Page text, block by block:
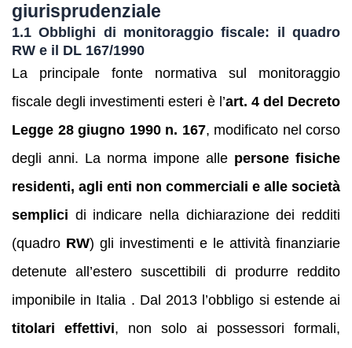
giurisprudenziale
1.1 Obblighi di monitoraggio fiscale: il quadro
RW e il DL 167/1990
La principale fonte normativa sul monitoraggio
fiscale degli investimenti esteri è l’art. 4 del Decreto
Legge 28 giugno 1990 n. 167, modificato nel corso
degli anni. La norma impone alle persone fisiche
residenti, agli enti non commerciali e alle società
semplici di indicare nella dichiarazione dei redditi
(quadro RW) gli investimenti e le attività finanziarie
detenute all’estero suscettibili di produrre reddito
imponibile in Italia . Dal 2013 l’obbligo si estende ai
titolari effettivi, non solo ai possessori formali,